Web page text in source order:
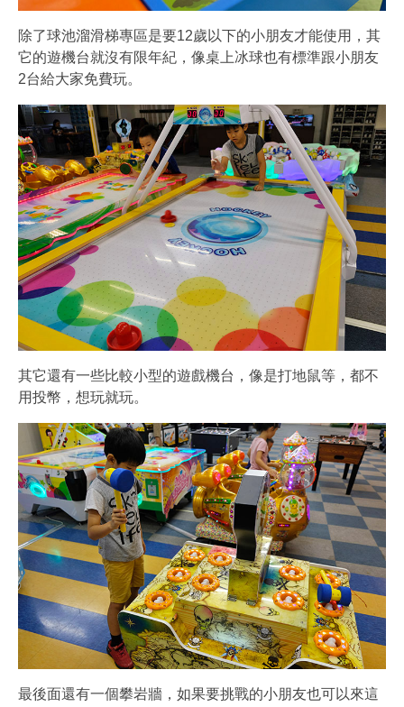
除了球池溜滑梯專區是要12歲以下的小朋友才能使用，其
它的遊機台就沒有限年紀，像桌上冰球也有標準跟小朋友
2台給大家免費玩。
其它還有一些比較小型的遊戲機台，像是打地鼠等，都不
用投幣，想玩就玩。
最後面還有一個攀岩牆，如果要挑戰的小朋友也可以來這